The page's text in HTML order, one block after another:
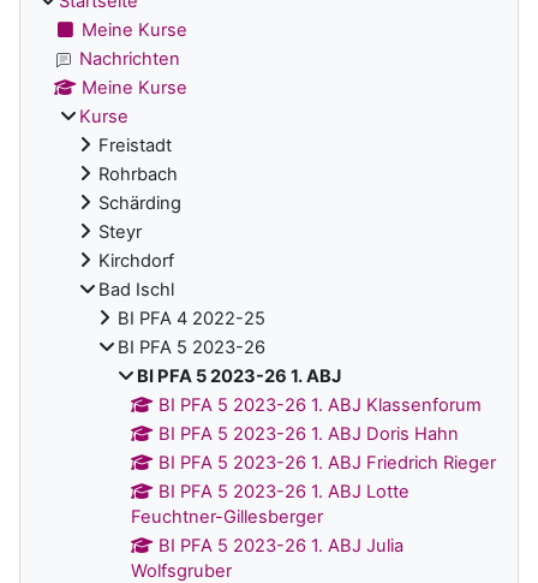
Meine Kurse
Nachrichten
Meine Kurse
Kurse
Freistadt
Rohrbach
Schärding
Steyr
Kirchdorf
Bad Ischl
BI PFA 4 2022-25
BI PFA 5 2023-26
BI PFA 5 2023-26 1. ABJ
BI PFA 5 2023-26 1. ABJ Klassenforum
BI PFA 5 2023-26 1. ABJ Doris Hahn
BI PFA 5 2023-26 1. ABJ Friedrich Rieger
BI PFA 5 2023-26 1. ABJ Lotte
Feuchtner-Gillesberger
BI PFA 5 2023-26 1. ABJ Julia
Wolfsgruber